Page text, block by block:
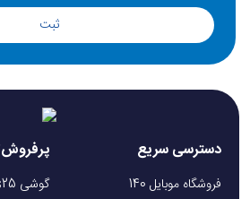
ثبت
دسترسی سریع
فروشگاه موبایل 140
گوشی s25 سامسونگ